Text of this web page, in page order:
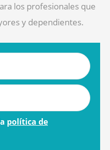
los profesionales que
y dependientes.
política de